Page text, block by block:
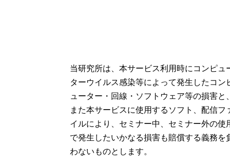
当研究所は、本サービス利用時にコンピュ
ターウイルス感染等によって発生したコン
ューター・回線・ソフトウェア等の損害と
また本サービスに使用するソフト、配信フ
イルにより、セミナー中、セミナー外の使
で発生したいかなる損害も賠償する義務を
わないものとします。